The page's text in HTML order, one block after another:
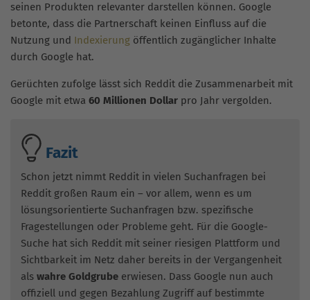
seinen Produkten relevanter darstellen können. Google
betonte, dass die Partnerschaft keinen Einfluss auf die
Nutzung und Indexierung öffentlich zugänglicher Inhalte
durch Google hat.
Gerüchten zufolge lässt sich Reddit die Zusammenarbeit mit
Google mit etwa 60 Millionen Dollar pro Jahr vergolden.
Fazit
Schon jetzt nimmt Reddit in vielen Suchanfragen bei
Reddit großen Raum ein – vor allem, wenn es um
lösungsorientierte Suchanfragen bzw. spezifische
Fragestellungen oder Probleme geht. Für die Google-
Suche hat sich Reddit mit seiner riesigen Plattform und
Sichtbarkeit im Netz daher bereits in der Vergangenheit
als wahre Goldgrube erwiesen. Dass Google nun auch
offiziell und gegen Bezahlung Zugriff auf bestimmte